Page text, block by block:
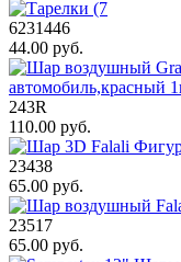
6231446
44.00 руб.
243R
110.00 руб.
23438
65.00 руб.
23517
65.00 руб.